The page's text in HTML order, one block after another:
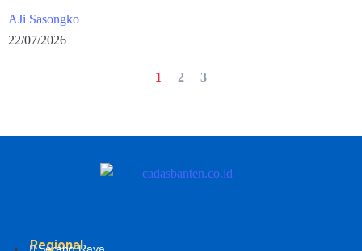
AJi Sasongko
22/07/2026
1 2 3
Regional
Serang Raya